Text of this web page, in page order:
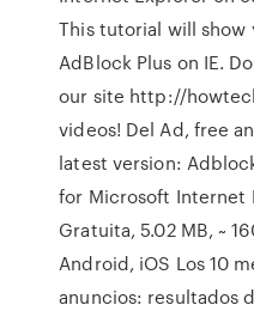
This tutorial will show
AdBlock Plus on IE.
our site http://
videos! Del Ad, free
latest version:
for Microsoft Internet
Gratuita, 5.02 MB, ~
Android, iOS Los 10
anuncios: resultados